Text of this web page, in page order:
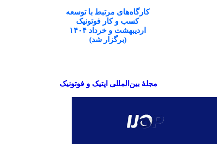
کارگاه‌های مرتبط با توسعه
کسب و کار فوتونیک
اردیبهشت و خرداد ۱۴۰۴
(برگزار شد)
مجلۀ بین‌المللی اپتیک و فوتونیک